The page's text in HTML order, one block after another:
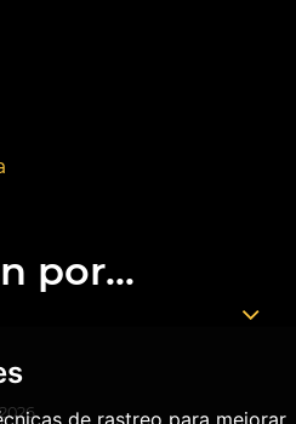
de rastreo para mejorar
por...
2026